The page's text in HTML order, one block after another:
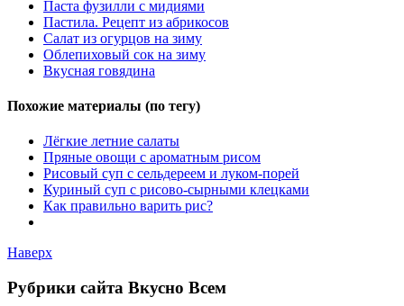
Паста фузилли с мидиями
Пастила. Рецепт из абрикосов
Салат из огурцов на зиму
Облепиховый сок на зиму
Вкусная говядина
Похожие материалы (по тегу)
Лёгкие летние салаты
Пряные овощи с ароматным рисом
Рисовый суп с сельдереем и луком-порей
Куриный суп с рисово-сырными клецками
Как правильно варить рис?
Наверх
Рубрики сайта Вкусно Всем